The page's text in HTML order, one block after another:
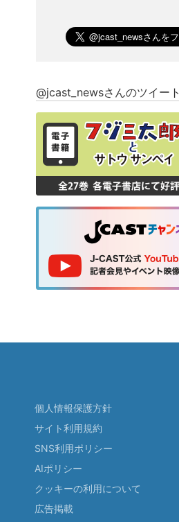
@jcast_newsさんのツイート
個人情報保護方針
サイト利用規約
SNS利用ポリシー
AIポリシー
クッキーの利用について
広告掲載